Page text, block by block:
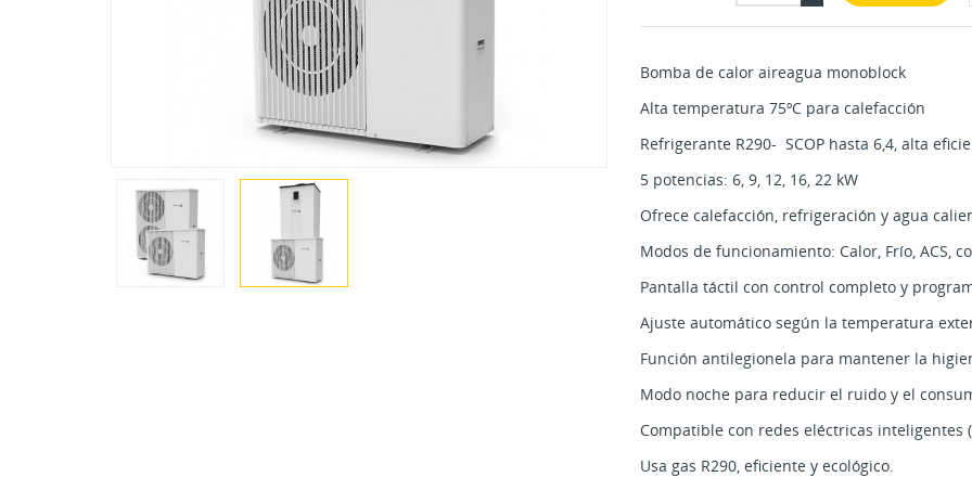
Bomba de calor aireagua monoblock
Alta temperatura 75ºC para calefacción
Refrigerante R290- SCOP hasta 6,4, alta
5 potencias: 6, 9, 12, 16, 22 kW
Ofrece calefacción, refrigeración y agua
Modos de funcionamiento: Calor, Frío, ACS,
Pantalla táctil con control completo y
Ajuste automático según la temperatura
Función antilegionela para mantener la
Modo noche para reducir el ruido y el
Compatible con redes eléctricas inteligentes
Usa gas R290, eficiente y ecológico.